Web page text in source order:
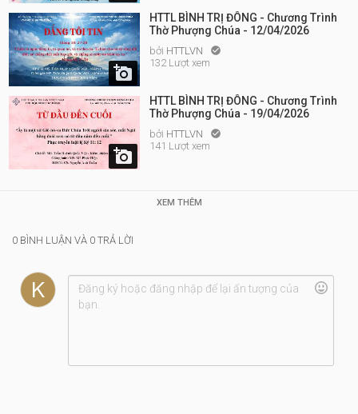

HTTL BÌNH TRỊ ĐÔNG - Chương Trình
Thờ Phượng Chúa - 12/04/2026
bởi HTTLVN 
132 Lượt xem

HTTL BÌNH TRỊ ĐÔNG - Chương Trình
Thờ Phượng Chúa - 19/04/2026
bởi HTTLVN 
141 Lượt xem
XEM THÊM
0 BÌNH LUẬN VÀ 0 TRẢ LỜI